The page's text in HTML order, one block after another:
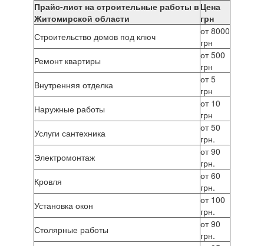
Прайс-лист на строительные работы в
Житомирской области
Цена
грн
Строительство домов под ключ
от 8000
грн
Ремонт квартиры
от 500
грн
Внутренняя отделка
от 5
грн
Наружные работы
от 10
грн
Услуги сантехника
от 50
грн.
Электромонтаж
от 90
грн.
Кровля
от 60
грн.
Установка окон
от 100
грн.
Столярные работы
от 90
грн.